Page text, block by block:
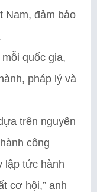
Nam, đảm bảo
quốc gia,
pháp lý và
trên nguyên
công
lập tức hành
cơ hội,” anh